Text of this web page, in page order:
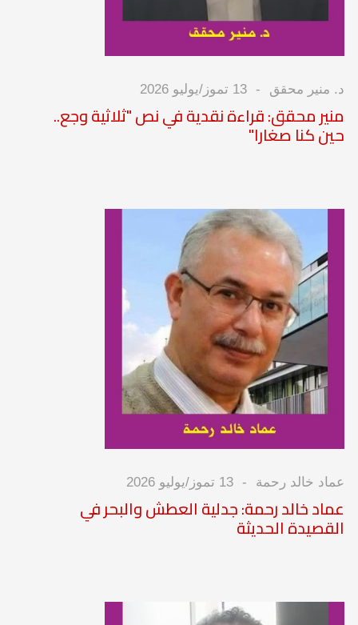
د. منير محقق 13 تموز/يوليو 2026
منير محقق: قراءة نقدية في نص "ثلاثية وجع..
حين كنا صغارا"
عماد خالد رحمة 13 تموز/يوليو 2026
عماد خالد رحمة: جدلية العطش والبحر في
القصيدة الحديثة